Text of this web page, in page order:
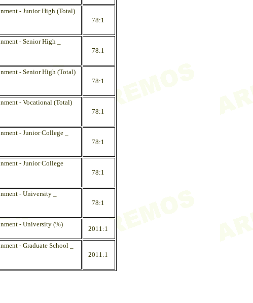
- Junior High (Total)
78:1
- Senior High _
78:1
- Senior High (Total)
78:1
- Vocational (Total)
78:1
- Junior College _
78:1
- Junior College
78:1
- University _
78:1
- University (%)
2011:1
- Graduate School _
2011:1